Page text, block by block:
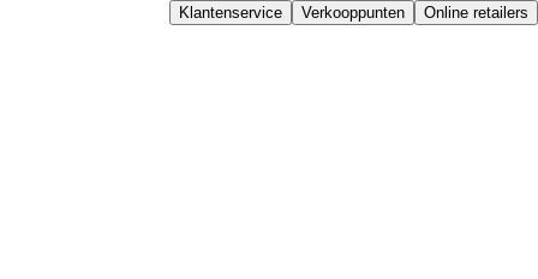
Klantenservice Verkooppunten Online retailers